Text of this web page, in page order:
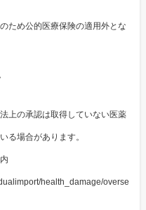
ため公的医療保険の適用外とな
上の承認は取得していない医薬
る場合があります。
health_damage/overse